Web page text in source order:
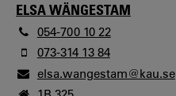
ELSA WÄNGESTAM
054-700 10 22
073-314 13 84
elsa.wangestam@kau.se